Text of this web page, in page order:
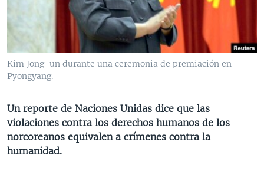
VENEZUELA
BRASIL
NICARAGUA
ECONOMÍA
ENTRETENIMIENTO Y CULTURA
TECNOLOGÍA
DEPORTES
MULTIMEDIA
VIDEOS
FOTOGRAFÍA
AUDIOS
PROGRAMAS TV
EL MUNDO AL DÍA
FORO INTERAMERICANO
LAS CLAVES
PANORAMA
RADIO
AVANCE INFORMATIVO
BUENOS DÍAS AMÉRICA
ESTADOS UNIDOS AL DÍA
DIRECT
Learning English
Kim Jong-un durante una ceremonia de premiación en
Pyongyang.
Un reporte de Naciones Unidas dice que las
violaciones contra los derechos humanos de los
norcoreanos equivalen a crímenes contra la
humanidad.